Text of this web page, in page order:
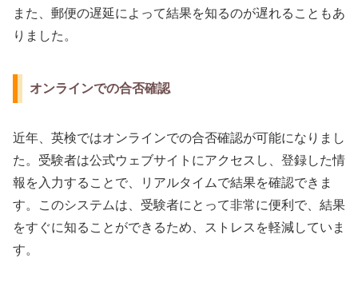
また、郵便の遅延によって結果を知るのが遅れることもあ
りました。
オンラインでの合否確認
近年、英検ではオンラインでの合否確認が可能になりまし
た。受験者は公式ウェブサイトにアクセスし、登録した情
報を入力することで、リアルタイムで結果を確認できま
す。このシステムは、受験者にとって非常に便利で、結果
をすぐに知ることができるため、ストレスを軽減していま
す。